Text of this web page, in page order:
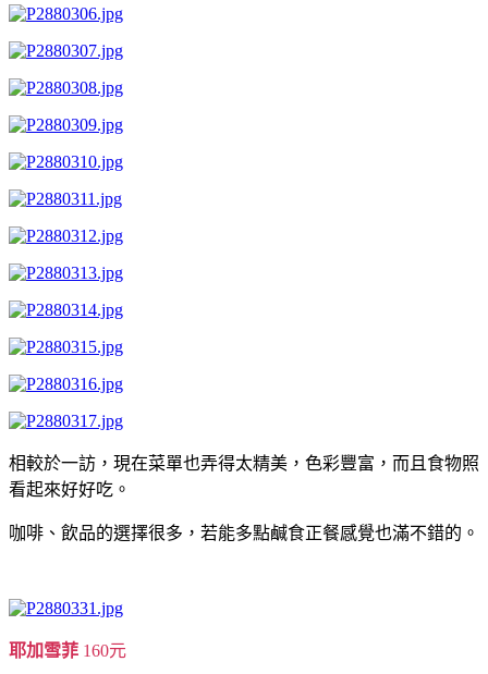
相較於一訪，現在菜單也弄得太精美，色彩豐富，而且食物照
看起來好好吃。
咖啡、飲品的選擇很多，若能多點鹹食正餐感覺也滿不錯的。
耶加雪菲 160元